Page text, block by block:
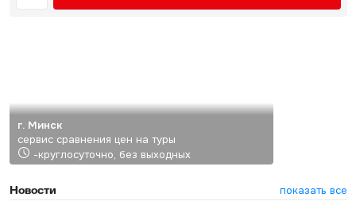
г. Минск
сервис сравнения цен на туры
-круглосуточно, без выходных
Новости
показать все